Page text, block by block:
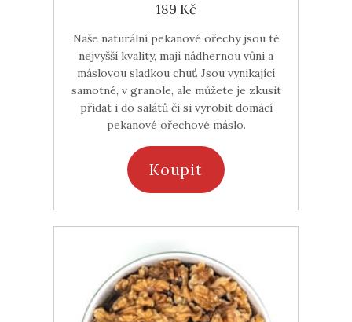
189 Kč
Naše naturální pekanové ořechy jsou té
nejvyšší kvality, mají nádhernou vůni a
máslovou sladkou chuť. Jsou vynikající
samotné, v granole, ale můžete je zkusit
přidat i do salátů či si vyrobit domácí
pekanové ořechové máslo.
Koupit